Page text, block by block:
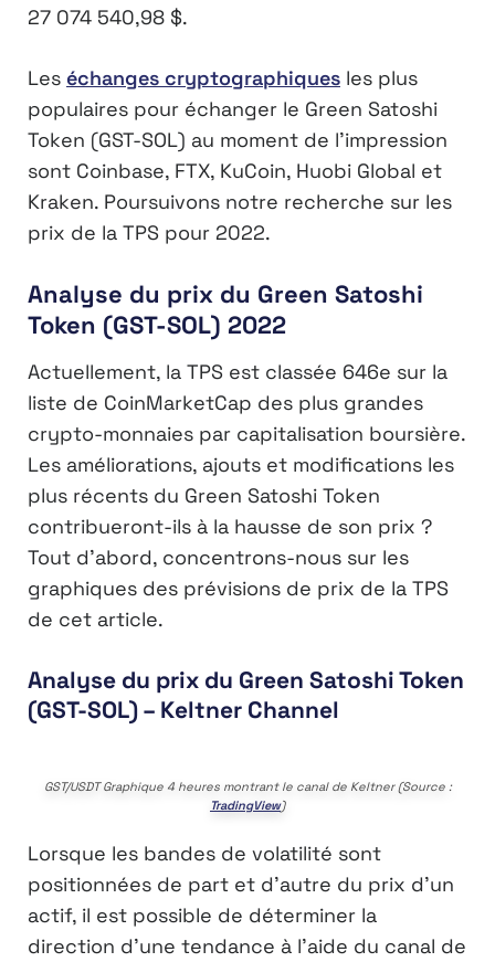
27 074 540,98 $.
Les échanges cryptographiques les plus
populaires pour échanger le Green Satoshi
Token (GST-SOL) au moment de l’impression
sont Coinbase, FTX, KuCoin, Huobi Global et
Kraken. Poursuivons notre recherche sur les
prix de la TPS pour 2022.
Analyse du prix du Green Satoshi
Token (GST-SOL) 2022
Actuellement, la TPS est classée 646e sur la
liste de CoinMarketCap des plus grandes
crypto-monnaies par capitalisation boursière.
Les améliorations, ajouts et modifications les
plus récents du Green Satoshi Token
contribueront-ils à la hausse de son prix ?
Tout d’abord, concentrons-nous sur les
graphiques des prévisions de prix de la TPS
de cet article.
Analyse du prix du Green Satoshi Token
(GST-SOL) – Keltner Channel
GST/USDT Graphique 4 heures montrant le canal de Keltner (Source :
TradingView)
Lorsque les bandes de volatilité sont
positionnées de part et d’autre du prix d’un
actif, il est possible de déterminer la
direction d’une tendance à l’aide du canal de